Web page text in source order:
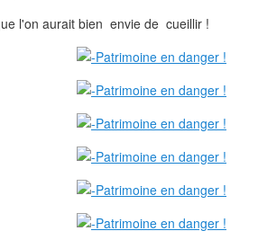
l'on aurait bien envie de cueillir !